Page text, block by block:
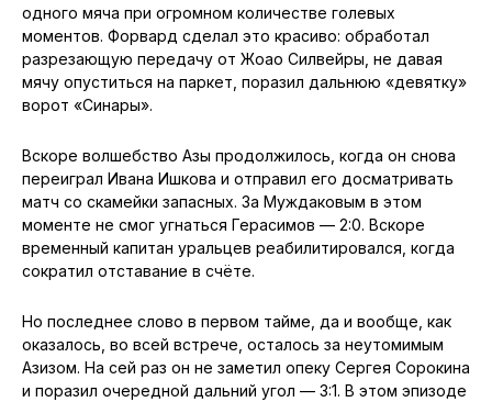
одного мяча при огромном количестве голевых
моментов. Форвард сделал это красиво: обработал
разрезающую передачу от Жоао Силвейры, не давая
мячу опуститься на паркет, поразил дальнюю «девятку»
ворот «Синары».
Вскоре волшебство Азы продолжилось, когда он снова
переиграл Ивана Ишкова и отправил его досматривать
матч со скамейки запасных. За Муждаковым в этом
моменте не смог угнаться Герасимов — 2:0. Вскоре
временный капитан уральцев реабилитировался, когда
сократил отставание в счёте.
Но последнее слово в первом тайме, да и вообще, как
оказалось, во всей встрече, осталось за неутомимым
Азизом. На сей раз он не заметил опеку Сергея Сорокина
и поразил очередной дальний угол — 3:1. В этом эпизоде